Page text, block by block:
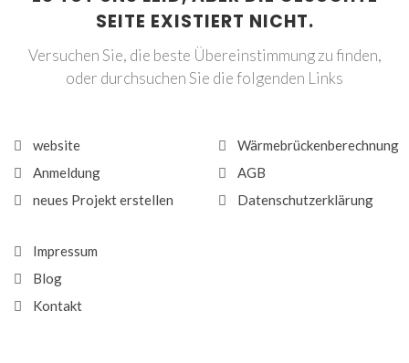
SEITE EXISTIERT NICHT.
Versuchen Sie, die beste Übereinstimmung zu finden,
oder durchsuchen Sie die folgenden Links
website
Anmeldung
neues Projekt erstellen
Wärmebrückenberechnung
AGB
Datenschutzerklärung
Impressum
Blog
Kontakt